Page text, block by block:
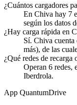
¿Cuántos cargadores
En Chiva hay 7
según los datos
¿Hay carga rápida en
Sí. Chiva cuenta
más), de las
¿Qué redes de recarga
Operan 6
Iberdrola.
App QuantumDrive